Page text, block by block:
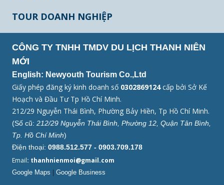
TOUR DOANH NGHIỆP
CÔNG TY TNHH TMDV DU LỊCH THANH NIÊN
MỚI
English: Newyouth Tourism Co.,Ltd
Giấy phép đăng ký kinh doanh số 0302869124cấp bởi Sở Kế
Hoạch và Đầu Tư Tp Hồ Chí Minh.
212/29 Nguyễn Thái Bình, Phường Bảy Hiền, Tp Hồ Chí Minh.
(Số cũ: 212/29 Nguyễn Thái Bình, Phường 12, Quận Tân Bình,
Tp. Hồ Chí Minh)
Điện thoại: 0988.512.577 - 0903.709.178
Email: thanhnienmoi@gmail.com
Google Maps Google Business